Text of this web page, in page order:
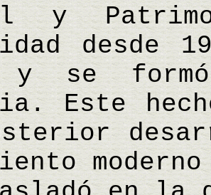
y
desde
y se
Este